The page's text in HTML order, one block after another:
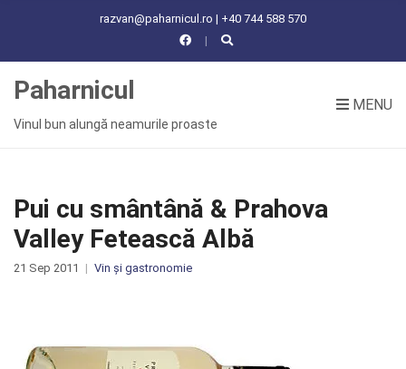
razvan@paharnicul.ro | +40 744 588 570
R
Paharnicul
Vinul bun alungă neamurile proaste
MENU
Pui cu smântână & Prahova
Valley Fetească Albă
21 Sep 2011 Vin și gastronomie